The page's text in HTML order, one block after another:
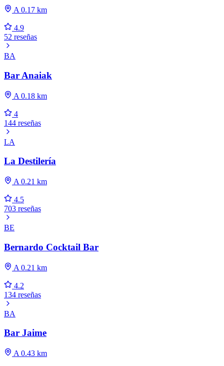
A 0.17 km
4.9
52 reseñas
BA
Bar Anaiak
A 0.18 km
4
144 reseñas
LA
La Destilería
A 0.21 km
4.5
703 reseñas
BE
Bernardo Cocktail Bar
A 0.21 km
4.2
134 reseñas
BA
Bar Jaime
A 0.43 km